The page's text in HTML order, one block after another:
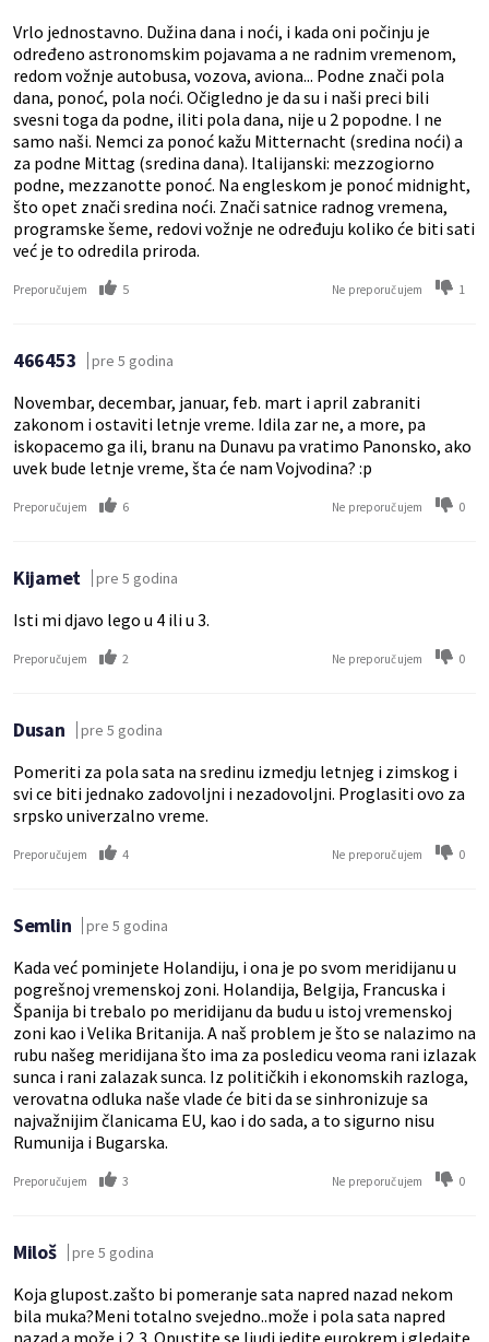
Vrlo jednostavno. Dužina dana i noći, i kada oni počinju je
određeno astronomskim pojavama a ne radnim vremenom,
redom vožnje autobusa, vozova, aviona... Podne znači pola
dana, ponoć, pola noći. Očigledno je da su i naši preci bili
svesni toga da podne, iliti pola dana, nije u 2 popodne. I ne
samo naši. Nemci za ponoć kažu Mitternacht (sredina noći) a
za podne Mittag (sredina dana). Italijanski: mezzogiorno
podne, mezzanotte ponoć. Na engleskom je ponoć midnight,
što opet znači sredina noći. Znači satnice radnog vremena,
programske šeme, redovi vožnje ne određuju koliko će biti sati
već je to odredila priroda.
Preporučujem 5 Ne preporučujem 1
466453 pre 5 godina
Novembar, decembar, januar, feb. mart i april zabraniti
zakonom i ostaviti letnje vreme. Idila zar ne, a more, pa
iskopacemo ga ili, branu na Dunavu pa vratimo Panonsko, ako
uvek bude letnje vreme, šta će nam Vojvodina? :p
Preporučujem 6 Ne preporučujem 0
Kijamet pre 5 godina
Isti mi djavo lego u 4 ili u 3.
Preporučujem 2 Ne preporučujem 0
Dusan pre 5 godina
Pomeriti za pola sata na sredinu izmedju letnjeg i zimskog i
svi ce biti jednako zadovoljni i nezadovoljni. Proglasiti ovo za
srpsko univerzalno vreme.
Preporučujem 4 Ne preporučujem 0
Semlin pre 5 godina
Kada već pominjete Holandiju, i ona je po svom meridijanu u
pogrešnoj vremenskoj zoni. Holandija, Belgija, Francuska i
Španija bi trebalo po meridijanu da budu u istoj vremenskoj
zoni kao i Velika Britanija. A naš problem je što se nalazimo na
rubu našeg meridijana što ima za posledicu veoma rani izlazak
sunca i rani zalazak sunca. Iz političkih i ekonomskih razloga,
verovatna odluka naše vlade će biti da se sinhronizuje sa
najvažnijim članicama EU, kao i do sada, a to sigurno nisu
Rumunija i Bugarska.
Preporučujem 3 Ne preporučujem 0
Miloš pre 5 godina
Koja glupost.zašto bi pomeranje sata napred nazad nekom
bila muka?Meni totalno svejedno..može i pola sata napred
nazad a može i 2,3..Opustite se ljudi jedite eurokrem i gledajte